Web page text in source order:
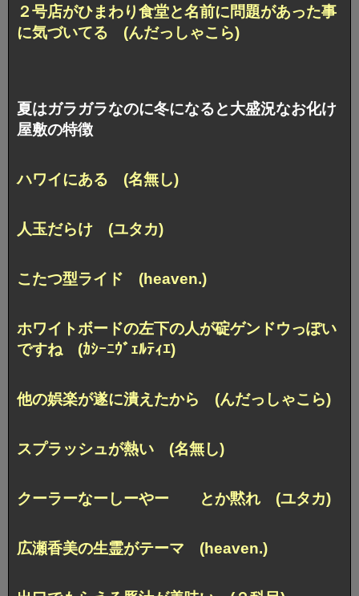
２号店がひまわり食堂と名前に問題があった事
に気づいてる (んだっしゃこら)
夏はガラガラなのに冬になると大盛況なお化け
屋敷の特徴
ハワイにある (名無し)
人玉だらけ (ユタカ)
こたつ型ライド (heaven.)
ホワイトボードの左下の人が碇ゲンドウっぽい
ですね (ｶｼｰﾆｳﾞｪﾙﾃｨｴ)
他の娯楽が遂に潰えたから (んだっしゃこら)
スプラッシュが熱い (名無し)
クーラーなーしーやー とか黙れ (ユタカ)
広瀬香美の生霊がテーマ (heaven.)